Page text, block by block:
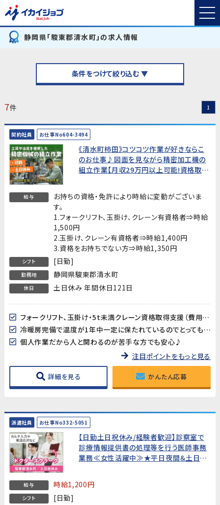
静岡県「駿東郡清水町」の求人情報
条件をつけて絞り込む ▼
7件 1
契約社員 お仕事No604-3494
《清水町柿田》コツコツ作業が好きならこ
のお仕事♪図面を見ながら精密加工機の
組立作業【月収29万円以上可能!資格取得
給与
お持ちの資格・免許により時給に変動がございま
す。
1.フォークリフト、玉掛け、クレーン有資格者⇒時給
1,500円
2.玉掛け、クレーン有資格者⇒時給1,400円
3.資格をお持ちでない方⇒時給1,350円
シフト [日勤]
勤務地 静岡県駿東郡清水町
休日 土日休み 年間休日121日
フォークリフト、玉掛け・5t未満クレーン資格取得支援（費用会社負担）有り!
冷暖房完備で温度が1年中一定に保たれているのでとっても快適♪
個人作業だから人と関わるのが苦手な方でも安心♪
注目ポイントをもっと見る
詳細を見る かんたん応募
派遣社員 お仕事No332-5051
【日勤土日祝休み/経験者歓迎】診察室で
診療情報提供書の処理等を行う医師事務
業務≪女性活躍中≫★平日夜間＆土日も
給与 時給1,200円
シフト [日勤]